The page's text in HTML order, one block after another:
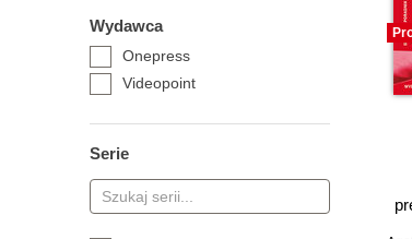
Wydawca
Onepress
Videopoint
Serie